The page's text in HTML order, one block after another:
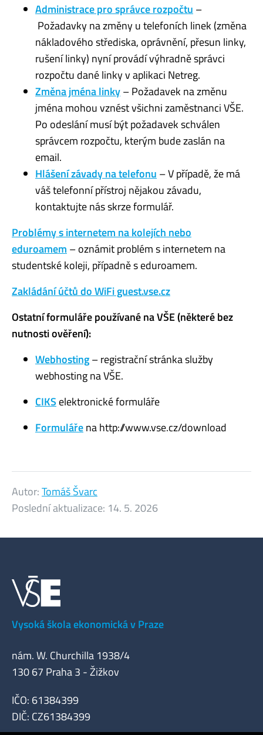
Administrace pro správce rozpočtu –
Požadavky na změny u telefoních linek (změna
nákladového střediska, oprávnění, přesun linky,
rušení linky) nyní provádí výhradně správci
rozpočtu dané linky v aplikaci Netreg.
Změna jména linky– Požadavek na změnu
jména mohou vznést všichni zaměstnanci VŠE.
Po odeslání musí být požadavek schválen
správcem rozpočtu, kterým bude zaslán na
email.
Hlášení závady na telefonu – V případě, že má
váš telefonní přístroj nějakou závadu,
kontaktujte nás skrze formulář.
Problémy s internetem na kolejích nebo
eduroamem – oznámit problém s internetem na
studentské koleji, případně s eduroamem.
Zakládání účtů do WiFi guest.vse.cz
Ostatní formuláře používané na VŠE (některé bez
nutnosti ověření):
Webhosting– registrační stránka služby
webhosting na VŠE.
CIKS elektronické formuláře
Formulářena http://www.vse.cz/download
Autor:Tomáš Švarc
Poslední aktualizace: 14. 5. 2026
Vysoká škola ekonomická v Praze
nám. W. Churchilla 1938/4
130 67 Praha 3 - Žižkov
IČO: 61384399
DIČ: CZ61384399